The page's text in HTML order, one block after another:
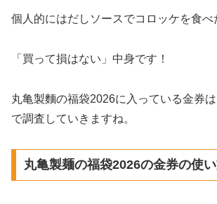
個人的にはだしソースでコロッケを食べ
「買って損はない」中身です！
丸亀製麵の福袋2026に入っている金券
で調査していきますね。
丸亀製麺の福袋2026の金券の使